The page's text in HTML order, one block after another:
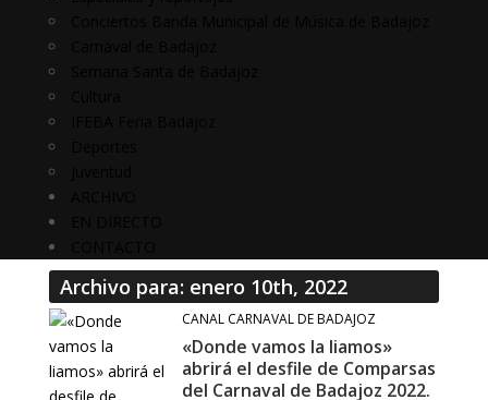
Archivo para: enero 10th, 2022
CANAL CARNAVAL DE BADAJOZ
«Donde vamos la liamos»
abrirá el desfile de Comparsas
del Carnaval de Badajoz 2022.